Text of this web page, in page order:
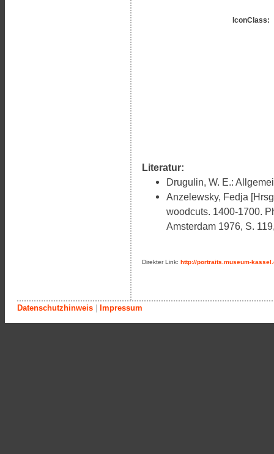
IconClass:
Literatur:
Drugulin, W. E.:
Anzelewsky, Fedja
woodcuts. 1400-1700.
Amsterdam 1976, S.
Direkter Link: http://portraits.museum-
Datenschutzhinweis | Impressum